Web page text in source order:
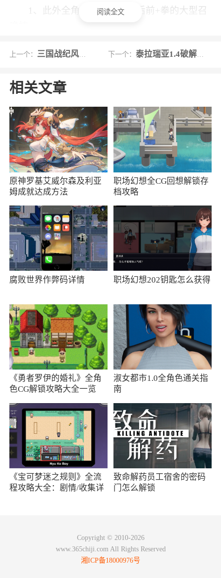
1、此外全角色都有跳跃中后前+拳的大型召
2、游戏ROM名称:nbbatman.zip
面，给玩家带来不一样的游玩体验
4、刚出来的时候挺吸引人，比较喜欢单打，
绝招挺多。。
5、经典角色，悉数还原，感受原汁原味的格
斗体验
6、虽然只有打和跳两个按键，操作也是标准
的“快打旋风”类型，不过本作中的招数更加丰富
小编评价
1、键盘 O + K --- 开始游戏
2、键盘方向键左和右 --- 选人
3、《忍者棒球》是一款手机上也能轻松玩的
强悍的实力来展现出顶尖的激情快感，成为一名
高手去消灭各种各样的怪物，打击感十足，如此
好玩的动作格斗手游，你值得来试玩哦
4、忍者棒球是一款怀旧经典的街机闯关动作
游戏，棒球小子拥有精致的街机像素画面，有趣
时还支持4人进行闯关游戏等等，让您找回当初的
街机热血
阅读全文
上一个： 三国战纪风云再起黄忠版 下一个： 泰拉瑞亚1.4破解版无限物品联机版
相关文章
原神罗基艾威尔森及利亚
姆成就达成方法
职场幻想全CG回想解锁存
档攻略
腐败世界作弊码详情 职场幻想202钥匙怎么获得
《勇者罗伊的婚礼》全角
色CG解锁攻略大全一览
淑女都市1.0全角色通关指
南
《宝可梦迷之规则》全流
程攻略大全：剧情/收集详
致命解药员工宿舍的密码
门怎么解锁
Copyright © 2010-2026
www.365chiji.com All Rights Reserved
湘ICP备18000976号